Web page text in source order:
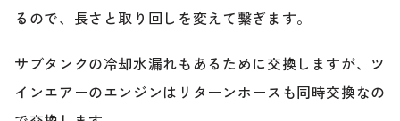
るので、長さと取り回しを変えて繋ぎます。
サブタンクの冷却水漏れもあるために交換しますが、ツ
インエアーのエンジンはリターンホースも同時交換なの